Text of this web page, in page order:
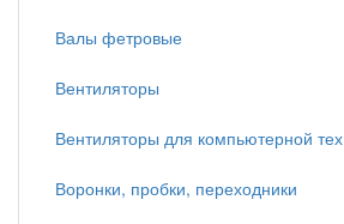
Валы фетровые
Вентиляторы
Вентиляторы для компьютерной тех
Воронки, пробки, переходники